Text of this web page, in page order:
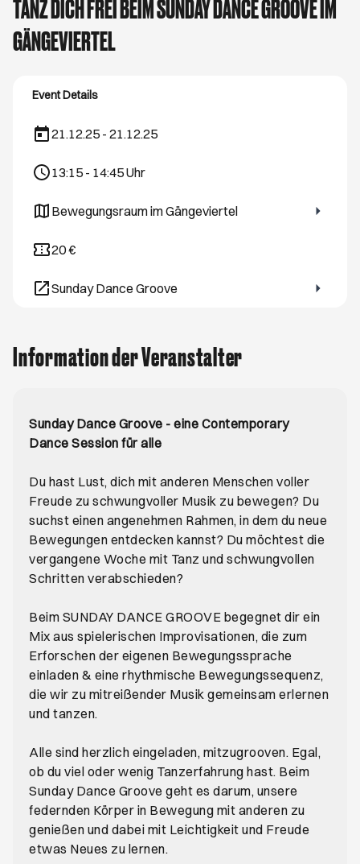
TANZ DICH FREI BEIM SUNDAY DANCE GROOVE IM
GÄNGEVIERTEL
Event Details
21.12.25 - 21.12.25
13:15 - 14:45Uhr
Bewegungsraum im Gängeviertel
Öffnet ein neues Browser-Tab
20 €
Sunday Dance Groove
Öffnet ein neues Browser-Tab
Information der Veranstalter
Sunday Dance Groove - eine Contemporary
Dance Session für alle
Du hast Lust, dich mit anderen Menschen voller
Freude zu schwungvoller Musik zu bewegen? Du
suchst einen angenehmen Rahmen, in dem du neue
Bewegungen entdecken kannst? Du möchtest die
vergangene Woche mit Tanz und schwungvollen
Schritten verabschieden?
Beim SUNDAY DANCE GROOVE begegnet dir ein
Mix aus spielerischen Improvisationen, die zum
Erforschen der eigenen Bewegungssprache
einladen & eine rhythmische Bewegungssequenz,
die wir zu mitreißender Musik gemeinsam erlernen
und tanzen.
Alle sind herzlich eingeladen, mitzugrooven. Egal,
ob du viel oder wenig Tanzerfahrung hast. Beim
Sunday Dance Groove geht es darum, unsere
federnden Körper in Bewegung mit anderen zu
genießen und dabei mit Leichtigkeit und Freude
etwas Neues zu lernen.